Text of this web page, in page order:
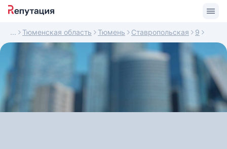
Тюменская область Тюмень Ставропольская 9